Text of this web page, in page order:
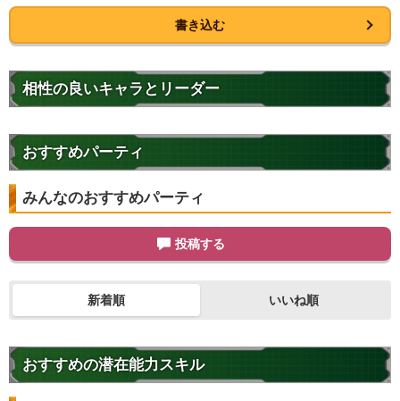
書き込む
相性の良いキャラとリーダー
おすすめパーティ
みんなのおすすめパーティ
投稿する
新着順 いいね順
おすすめの潜在能力スキル